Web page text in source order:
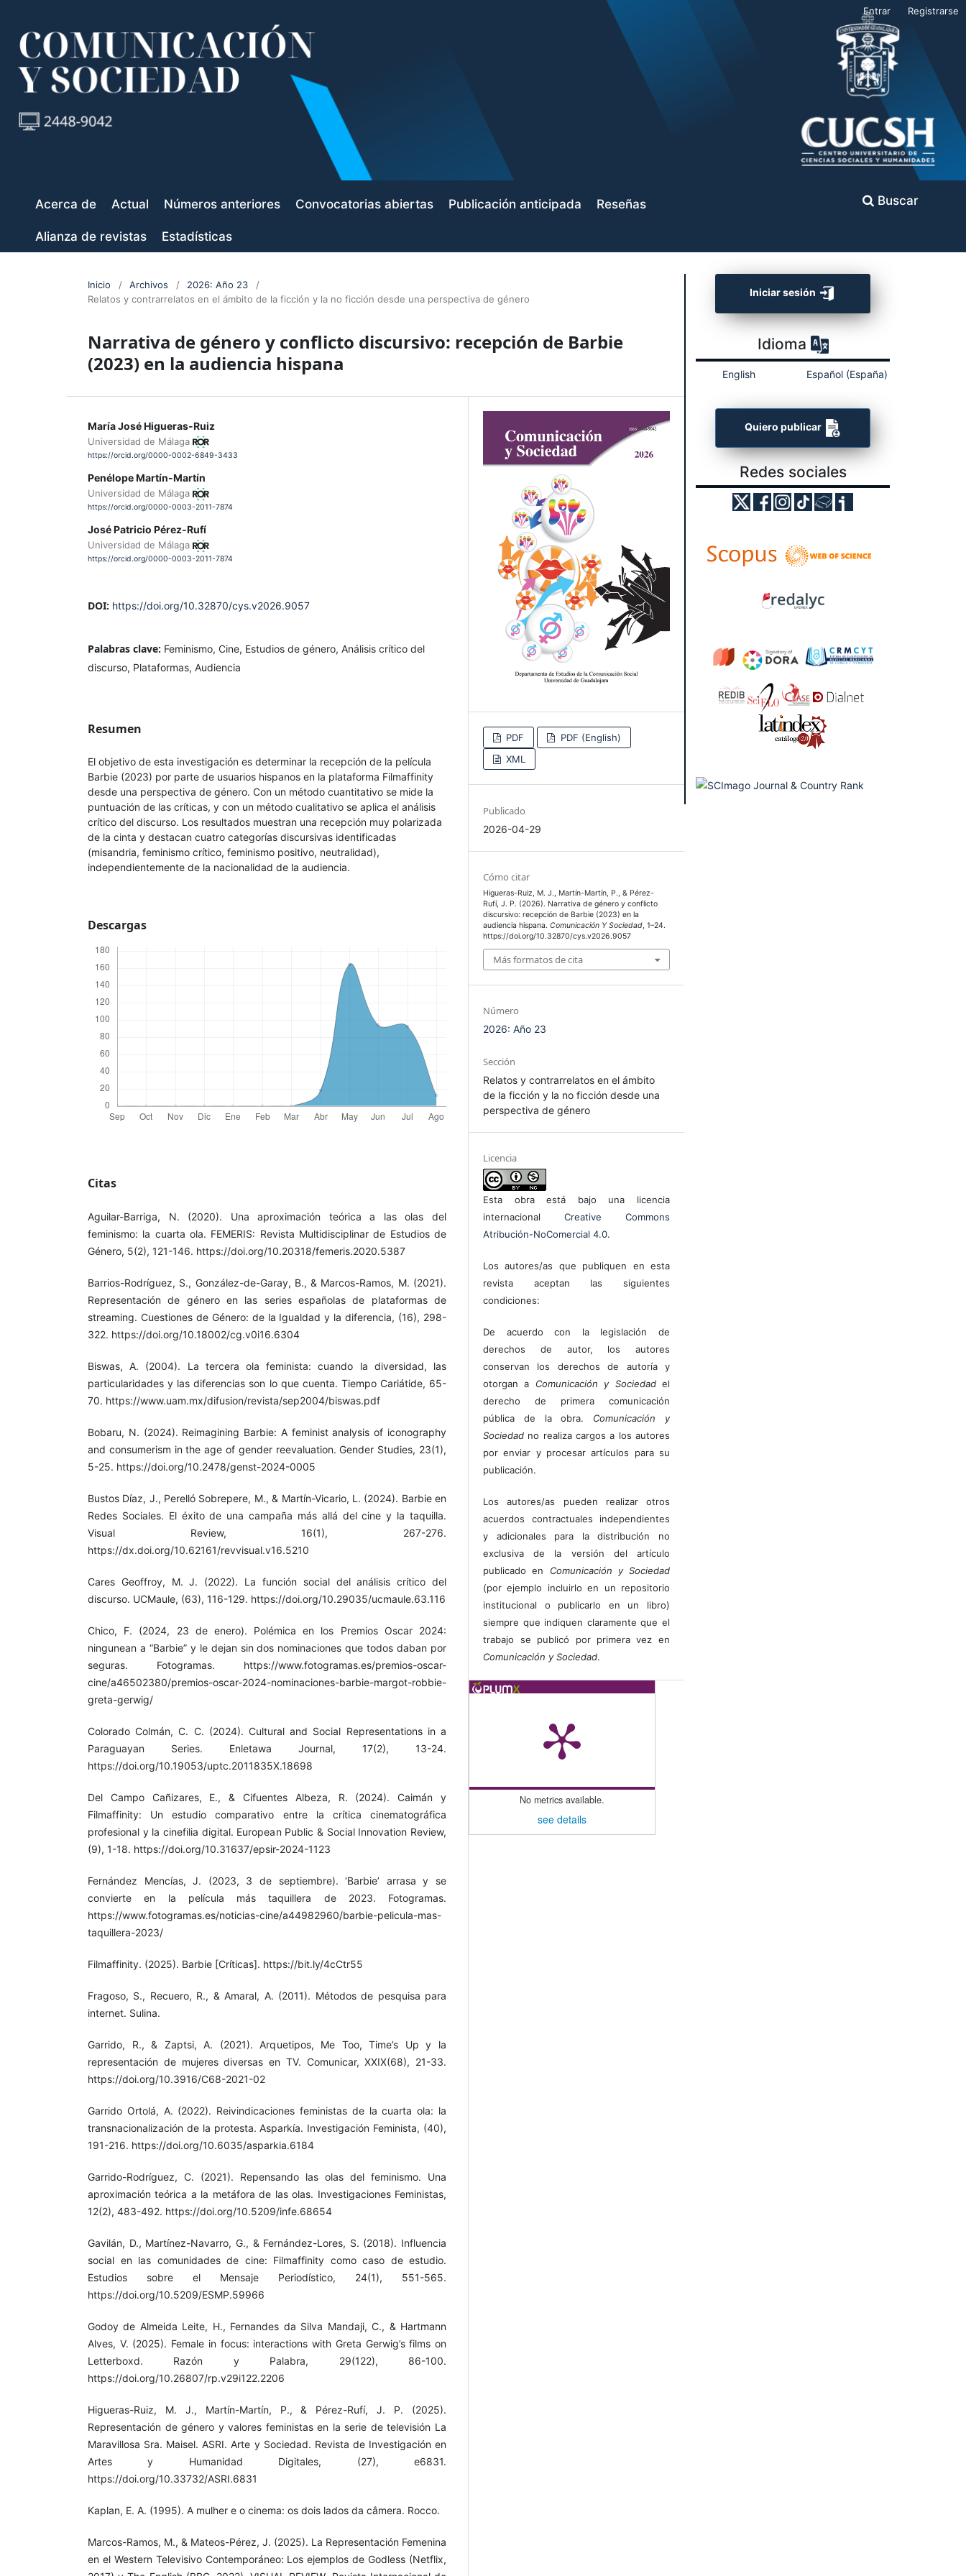
Acerca de Actual Números anteriores Convocatorias abiertas Publicación anticipada Reseñas
Alianza de revistas Estadísticas
Buscar
Entrar Registrarse
Inicio / Archivos / 2026: Año 23
/
Relatos y contrarrelatos en el ámbito de la ficción y la no ficción desde una perspectiva de género
Narrativa de género y conflicto discursivo: recepción de Barbie
(2023) en la audiencia hispana
María José Higueras-Ruiz
Universidad de Málaga
https://orcid.org/0000-0002-6849-3433
Penélope Martín-Martín
Universidad de Málaga
https://orcid.org/0000-0003-2011-7874
José Patricio Pérez-Rufí
Universidad de Málaga
https://orcid.org/0000-0003-2011-7874
DOI: https://doi.org/10.32870/cys.v2026.9057
Palabras clave: Feminismo, Cine, Estudios de género, Análisis crítico del
discurso, Plataformas, Audiencia
Resumen
El objetivo de esta investigación es determinar la recepción de la película
Barbie (2023) por parte de usuarios hispanos en la plataforma Filmaffinity
desde una perspectiva de género. Con un método cuantitativo se mide la
puntuación de las críticas, y con un método cualitativo se aplica el análisis
crítico del discurso. Los resultados muestran una recepción muy polarizada
de la cinta y destacan cuatro categorías discursivas identificadas
(misandria, feminismo crítico, feminismo positivo, neutralidad),
independientemente de la nacionalidad de la audiencia.
Descargas
Citas
Aguilar-Barriga, N. (2020). Una aproximación teórica a las olas del
feminismo: la cuarta ola. FEMERIS: Revista Multidisciplinar de Estudios de
Género, 5(2), 121-146. https://doi.org/10.20318/femeris.2020.5387
Barrios-Rodríguez, S., González-de-Garay, B., & Marcos-Ramos, M. (2021).
Representación de género en las series españolas de plataformas de
streaming. Cuestiones de Género: de la Igualdad y la diferencia, (16), 298-
322. https://doi.org/10.18002/cg.v0i16.6304
Biswas, A. (2004). La tercera ola feminista: cuando la diversidad, las
particularidades y las diferencias son lo que cuenta. Tiempo Cariátide, 65-
70. https://www.uam.mx/difusion/revista/sep2004/biswas.pdf
Bobaru, N. (2024). Reimagining Barbie: A feminist analysis of iconography
and consumerism in the age of gender reevaluation. Gender Studies, 23(1),
5-25. https://doi.org/10.2478/genst-2024-0005
Bustos Díaz, J., Perelló Sobrepere, M., & Martín-Vicario, L. (2024). Barbie en
Redes Sociales. El éxito de una campaña más allá del cine y la taquilla.
Visual Review, 16(1), 267-276.
https://dx.doi.org/10.62161/revvisual.v16.5210
Cares Geoffroy, M. J. (2022). La función social del análisis crítico del
discurso. UCMaule, (63), 116-129. https://doi.org/10.29035/ucmaule.63.116
Chico, F. (2024, 23 de enero). Polémica en los Premios Oscar 2024:
ningunean a “Barbie” y le dejan sin dos nominaciones que todos daban por
seguras. Fotogramas. https://www.fotogramas.es/premios-oscar-
cine/a46502380/premios-oscar-2024-nominaciones-barbie-margot-robbie-
greta-gerwig/
Colorado Colmán, C. C. (2024). Cultural and Social Representations in a
Paraguayan Series. Enletawa Journal, 17(2), 13-24.
https://doi.org/10.19053/uptc.2011835X.18698
Del Campo Cañizares, E., & Cifuentes Albeza, R. (2024). Caimán y
Filmaffinity: Un estudio comparativo entre la crítica cinematográfica
profesional y la cinefilia digital. European Public & Social Innovation Review,
(9), 1-18. https://doi.org/10.31637/epsir-2024-1123
Fernández Mencías, J. (2023, 3 de septiembre). ‘Barbie’ arrasa y se
convierte en la película más taquillera de 2023. Fotogramas.
https://www.fotogramas.es/noticias-cine/a44982960/barbie-pelicula-mas-
taquillera-2023/
Filmaffinity. (2025). Barbie [Críticas]. https://bit.ly/4cCtr55
Fragoso, S., Recuero, R., & Amaral, A. (2011). Métodos de pesquisa para
internet. Sulina.
Garrido, R., & Zaptsi, A. (2021). Arquetipos, Me Too, Time’s Up y la
representación de mujeres diversas en TV. Comunicar, XXIX(68), 21-33.
https://doi.org/10.3916/C68-2021-02
Garrido Ortolá, A. (2022). Reivindicaciones feministas de la cuarta ola: la
transnacionalización de la protesta. Asparkía. Investigación Feminista, (40),
191-216. https://doi.org/10.6035/asparkia.6184
Garrido-Rodríguez, C. (2021). Repensando las olas del feminismo. Una
aproximación teórica a la metáfora de las olas. Investigaciones Feministas,
12(2), 483-492. https://doi.org/10.5209/infe.68654
Gavilán, D., Martínez-Navarro, G., & Fernández-Lores, S. (2018). Influencia
social en las comunidades de cine: Filmaffinity como caso de estudio.
Estudios sobre el Mensaje Periodístico, 24(1), 551-565.
https://doi.org/10.5209/ESMP.59966
Godoy de Almeida Leite, H., Fernandes da Silva Mandaji, C., & Hartmann
Alves, V. (2025). Female in focus: interactions with Greta Gerwig’s films on
Letterboxd. Razón y Palabra, 29(122), 86-100.
https://doi.org/10.26807/rp.v29i122.2206
Higueras-Ruiz, M. J., Martín-Martín, P., & Pérez-Rufí, J. P. (2025).
Representación de género y valores feministas en la serie de televisión La
Maravillosa Sra. Maisel. ASRI. Arte y Sociedad. Revista de Investigación en
Artes y Humanidad Digitales, (27), e6831.
https://doi.org/10.33732/ASRI.6831
Kaplan, E. A. (1995). A mulher e o cinema: os dois lados da câmera. Rocco.
Marcos-Ramos, M., & Mateos-Pérez, J. (2025). La Representación Femenina
en el Western Televisivo Contemporáneo: Los ejemplos de Godless (Netflix,
PDF
PDF (English)
XML
Publicado
2026-04-29
Cómo citar
Higueras-Ruiz, M. J., Martín-Martín, P., & Pérez-
Rufí, J. P. (2026). Narrativa de género y conflicto
discursivo: recepción de Barbie (2023) en la
audiencia hispana.Comunicación Y Sociedad , 1–24.
https://doi.org/10.32870/cys.v2026.9057
Más formatos de cita
Número
2026: Año 23
Sección
Relatos y contrarrelatos en el ámbito
de la ficción y la no ficción desde una
perspectiva de género
Licencia
Esta obra está bajo una licencia
internacional Creative Commons
Atribución-NoComercial 4.0.
Los autores/as que publiquen en esta
revista aceptan las siguientes
condiciones:
De acuerdo con la legislación de
derechos de autor, los autores
conservan los derechos de autoría y
otorgan a Comunicación y Sociedadel
derecho de primera comunicación
pública de la obra. Comunicación y
Sociedad no realiza cargos a los autores
por enviar y procesar artículos para su
publicación.
Los autores/as pueden realizar otros
acuerdos contractuales independientes
y adicionales para la distribución no
exclusiva de la versión del artículo
publicado en Comunicación y Sociedad
(por ejemplo incluirlo en un repositorio
institucional o publicarlo en un libro)
siempre que indiquen claramente que el
trabajo se publicó por primera vez en
Comunicación y Sociedad.
No metrics available.
see details
Iniciar sesión
Idioma
English Español (España)
Quiero publicar
Redes sociales